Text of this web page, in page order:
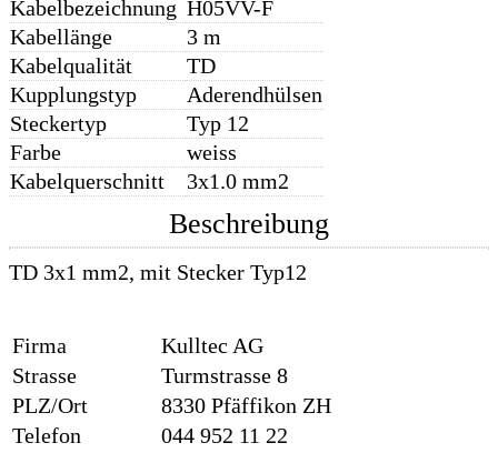
Kabelbezeichnung H05VV-F
Kabellänge
3 m
Kabelqualität
TD
Kupplungstyp
Aderendhülsen
Steckertyp
Typ 12
Farbe
weiss
Kabelquerschnitt
3x1.0 mm2
Beschreibung
TD 3x1 mm2, mit Stecker Typ12
Firma
Kulltec AG
Strasse
Turmstrasse 8
PLZ/Ort
8330 Pfäffikon ZH
Telefon
044 952 11 22